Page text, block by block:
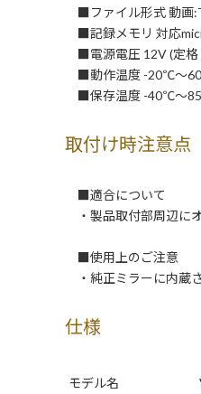
■ファイル形式 動画
■記録メモリ 対応
■電源電圧 12V (定格
■動作温度 -20℃～
■保存温度 -40℃～
取付け時注意点
■適合について
・製品取付部周辺に
■使用上のご注意
・純正ミラーに内蔵
仕様
モデル名